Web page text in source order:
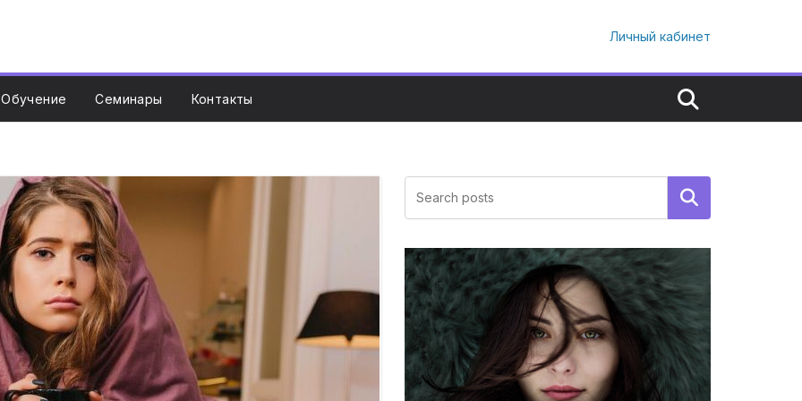
Личный кабинет
Обучение Семинары Контакты
Поиск